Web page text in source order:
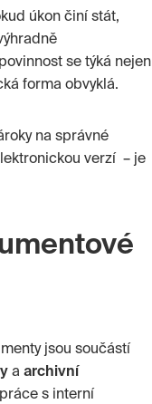
úkon činí stát,
se týká nejen
forma obvyklá.
na správné
verzí – je
jsou součástí
a archivní
s interní